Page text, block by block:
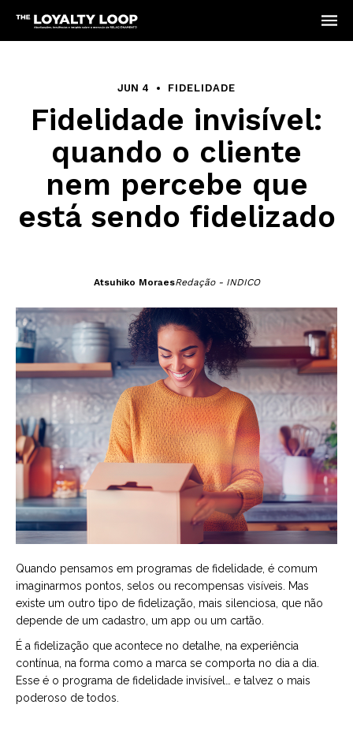
JUN 4 FIDELIDADE
Fidelidade invisível:
quando o cliente
nem percebe que
está sendo fidelizado
Atsuhiko MoraesRedação - INDICO
Quando pensamos em programas de fidelidade, é comum
imaginarmos pontos, selos ou recompensas visíveis. Mas
existe um outro tipo de fidelização, mais silenciosa, que não
depende de um cadastro, um app ou um cartão.
É a fidelização que acontece no detalhe, na experiência
contínua, na forma como a marca se comporta no dia a dia.
Esse é o programa de fidelidade invisível… e talvez o mais
poderoso de todos.